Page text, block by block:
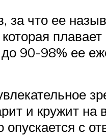
что ее
90-98% ее
и кружит
опускается с